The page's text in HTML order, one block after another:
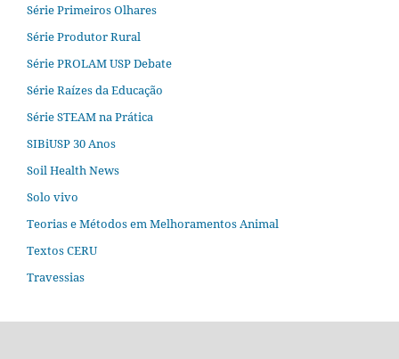
Série Primeiros Olhares
Série Produtor Rural
Série PROLAM USP Debate
Série Raízes da Educação
Série STEAM na Prática
SIBiUSP 30 Anos
Soil Health News
Solo vivo
Teorias e Métodos em Melhoramentos Animal
Textos CERU
Travessias